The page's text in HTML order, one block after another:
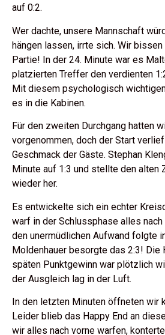
auf 0:2.
Wer dachte, unsere Mannschaft
hängen lassen, irrte sich. Wir
Partie! In der 24. Minute war es
platzierten Treffer den verdienten
Mit diesem psychologisch
es in die Kabinen.
Für den zweiten Durchgang hatten
vorgenommen, doch der Start
Geschmack der Gäste. Stephan
Minute auf 1:3 und stellte den alten
wieder her.
Es entwickelte sich ein echter
warf in der Schlussphase alles nach
den unermüdlichen Aufwand folgte
Moldenhauer besorgte das 2:3! Die
späten Punktgewinn war plötzlich
der Ausgleich lag in der Luft.
In den letzten Minuten öffneten wir
Leider blieb das Happy End an
wir alles nach vorne warfen,